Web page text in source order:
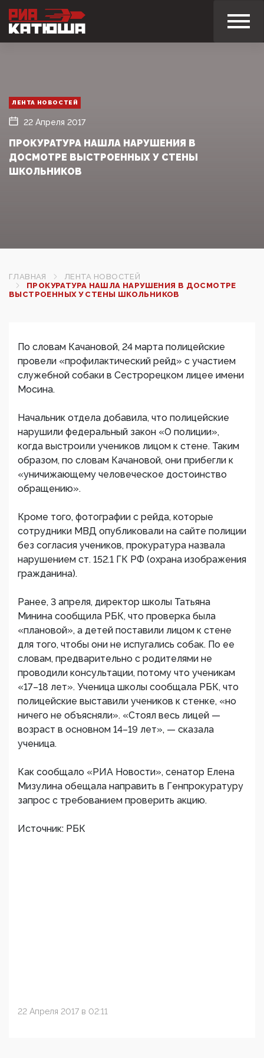
ЛЕНТА НОВОСТЕЙ
22 Апреля 2017
ПРОКУРАТУРА НАШЛА НАРУШЕНИЯ В
ДОСМОТРЕ ВЫСТРОЕННЫХ У СТЕНЫ
ШКОЛЬНИКОВ
ГЛАВНАЯ
ЛЕНТА НОВОСТЕЙ
ПРОКУРАТУРА НАШЛА НАРУШЕНИЯ В ДОСМОТРЕ
ВЫСТРОЕННЫХ У СТЕНЫ ШКОЛЬНИКОВ
По словам Качановой, 24 марта полицейские
провели «профилактический рейд» с участием
служебной собаки в Сестрорецком лицее имени
Мосина.
Начальник отдела добавила, что полицейские
нарушили федеральный закон «О полиции»,
когда выстроили учеников лицом к стене. Таким
образом, по словам Качановой, они прибегли к
«уничижающему человеческое достоинство
обращению».
Кроме того, фотографии с рейда, которые
сотрудники МВД опубликовали на сайте полиции
без согласия учеников, прокуратура назвала
нарушением ст. 152.1 ГК РФ (охрана изображения
гражданина).
Ранее, 3 апреля, директор школы Татьяна
Минина сообщила РБК, что проверка была
«плановой», а детей поставили лицом к стене
для того, чтобы они не испугались собак. По ее
словам, предварительно с родителями не
проводили консультации, потому что ученикам
«17–18 лет». Ученица школы сообщала РБК, что
полицейские выставили учеников к стенке, «но
ничего не объясняли». «Стоял весь лицей —
возраст в основном 14–19 лет», — сказала
ученица.
Как сообщало «РИА Новости», сенатор Елена
Мизулина обещала направить в Генпрокуратуру
запрос с требованием проверить акцию.
Источник: РБК
22 Апреля 2017 в 02:11